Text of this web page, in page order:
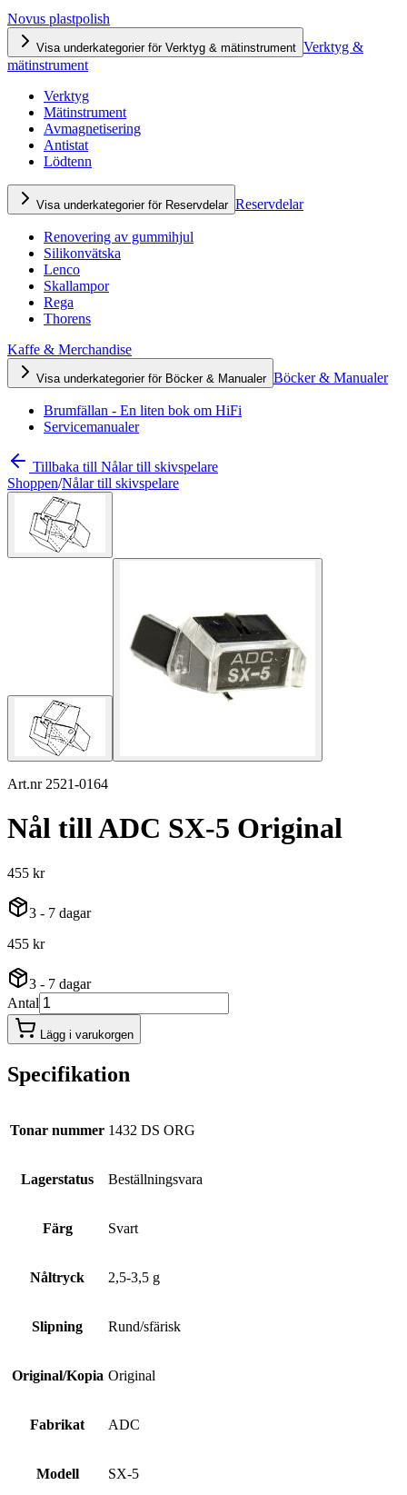
Novus plastpolish
Visa underkategorier för Verktyg & mätinstrument Verktyg &
mätinstrument
Verktyg
Mätinstrument
Avmagnetisering
Antistat
Lödtenn
Visa underkategorier för Reservdelar Reservdelar
Renovering av gummihjul
Silikonvätska
Lenco
Skallampor
Rega
Thorens
Kaffe & Merchandise
Visa underkategorier för Böcker & Manualer Böcker & Manualer
Brumfällan - En liten bok om HiFi
Servicemanualer
Tillbaka till Nålar till skivspelare
Shoppen/Nålar till skivspelare
Art.nr 2521-0164
Nål till ADC SX-5 Original
455 kr
3 - 7 dagar
455 kr
3 - 7 dagar
Antal
Lägg i varukorgen
Specifikation
Tonar nummer 1432 DS ORG
Lagerstatus Beställningsvara
Färg Svart
Nåltryck 2,5-3,5 g
Slipning Rund/sfärisk
Original/Kopia Original
Fabrikat ADC
Modell SX-5